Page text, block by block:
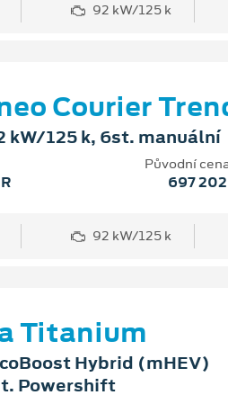
92 kW/125 k
Courier
kW/125 k, 6st. manuální
Původní
697
92 kW/125 k
Titanium
Hybrid (mHEV)
Powershift